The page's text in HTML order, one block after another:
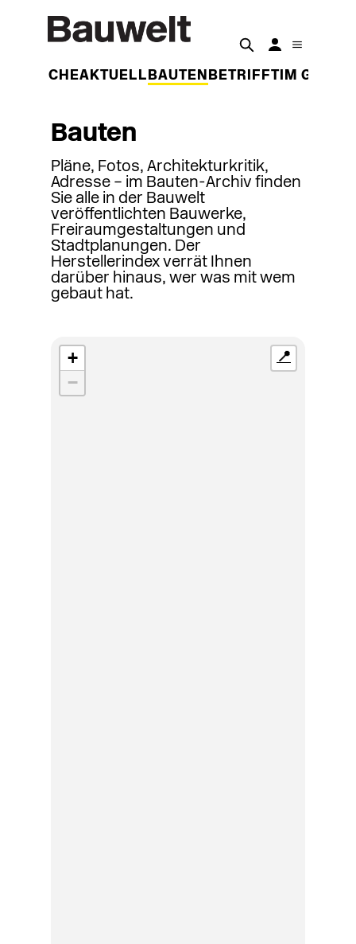
WOCHEAKTUELL BAUTEN BETRIFFT IM
Bauten
Pläne, Fotos, Architekturkritik,
Adresse – im Bauten-Archiv finden
Sie alle in der Bauwelt
veröffentlichten Bauwerke,
Freiraumgestaltungen und
Stadtplanungen. Der
Herstellerindex verrät Ihnen
darüber hinaus, wer was mit wem
gebaut hat.
+
−
📍